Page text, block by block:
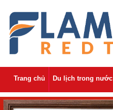
Trang chủ Du lịch trong nước